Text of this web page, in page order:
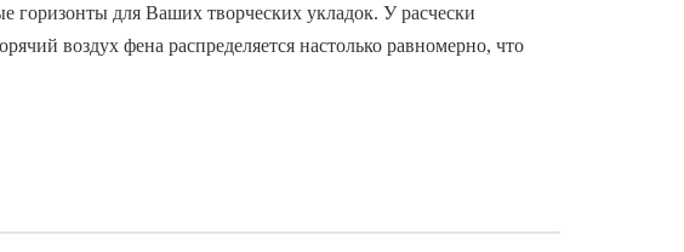
горизонты для Ваших творческих укладок. У расчески
воздух фена распределяется настолько равномерно, что